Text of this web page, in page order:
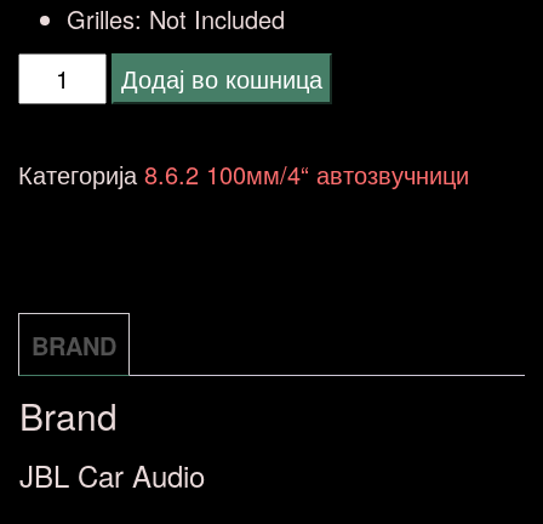
Grilles: Not Included
JBL
42F
количина
Додај во кошница
Категорија8.6.2 100мм/4“ автозвучници
BRAND
Brand
JBL Car Audio